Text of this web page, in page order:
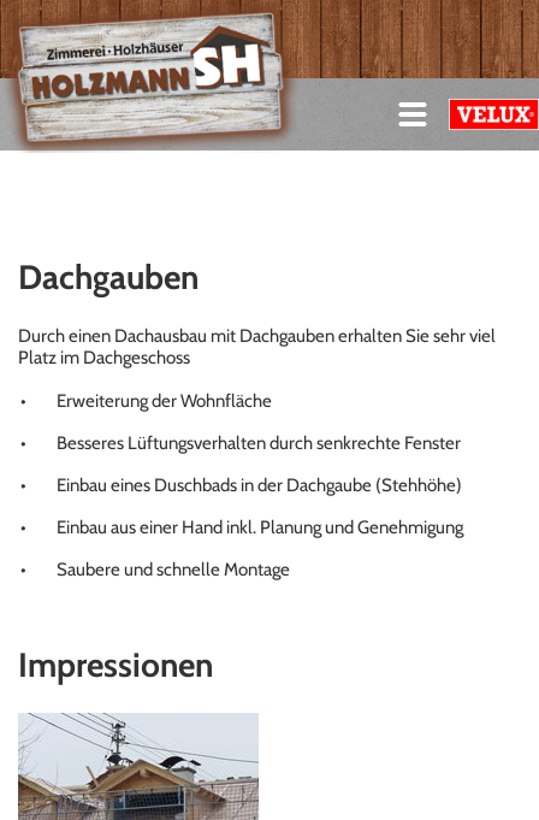
Dachgauben
Durch einen Dachausbau mit Dachgauben erhalten Sie sehr viel
Platz im Dachgeschoss
Erweiterung der Wohnfläche
Besseres Lüftungsverhalten durch senkrechte Fenster
Einbau eines Duschbads in der Dachgaube (Stehhöhe)
Einbau aus einer Hand inkl. Planung und Genehmigung
Saubere und schnelle Montage
Impressionen